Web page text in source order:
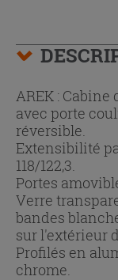
AREK :
avec porte
réversible.
Extensibilité
118/122,3.
Portes
Verre
bandes
sur l'extérieur
Profilés en
chrome.